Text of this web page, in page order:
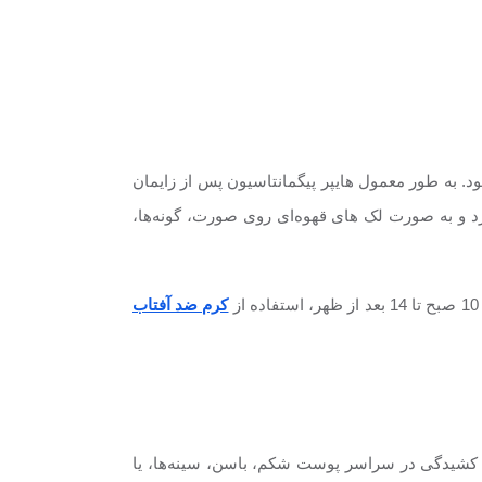
به طور معمول ‌هایپر پیگمانتاسیون پس از زایمان
و به صورت لک های قهوه‌ای روی صورت، گونه‌ها،
کرم ضد آفتاب
کشیدگی در سراسر پوست شکم، باسن، سینه‌ها، یا